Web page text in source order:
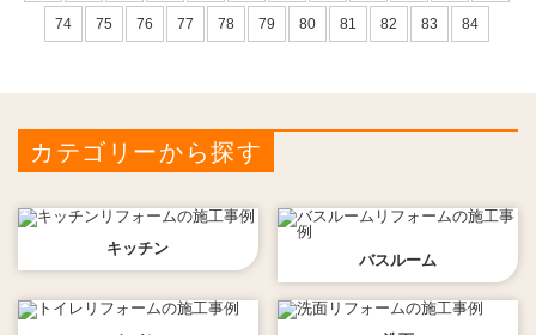
74 75 76 77 78 79 80 81 82 83 84
カテゴリーから探す
キッチン
バスルーム